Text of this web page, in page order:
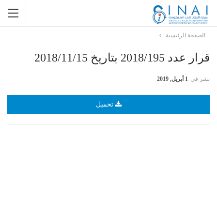
الصفحة الرئيسية
قرار عدد 2018/195 بتاريخ 2018/11/15
نشر في 1 أبريل, 2019
تحميل